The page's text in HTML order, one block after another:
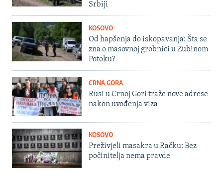
Srbiji
KOSOVO
Od hapšenja do iskopavanja: Šta se
zna o masovnoj grobnici u Zubinom
Potoku?
CRNA GORA
Rusi u Crnoj Gori traže nove adrese
nakon uvođenja viza
KOSOVO
Preživjeli masakra u Račku: Bez
počinitelja nema pravde